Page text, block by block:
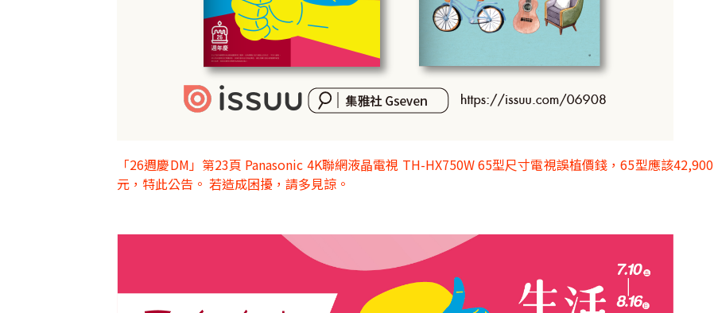
「26週慶DM」第23頁 Panasonic 4K聯網液晶電視 TH-HX750W 65型尺寸電視誤植價錢，65型應該42,900
元，特此公告。 若造成困擾，請多見諒。